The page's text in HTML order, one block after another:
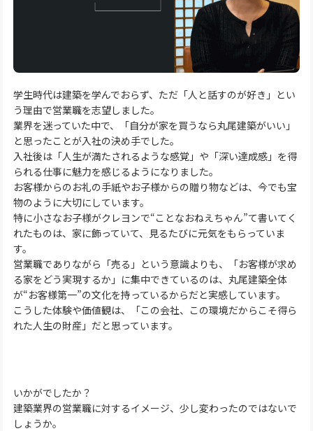
学生時代は建築を学んでおらず、ただ「人と話すのが好き」とい
う理由で営業職を志望しました。
業界を迷っていた中で、「自分が家を買うなら丸尾建築がいい」
と思ったことが入社の決め手でした。
入社後は「人生が満たされるような感覚」や「深い達成感」を得
られる仕事に魅力を感じるようになりました。
お客様からのお礼の手紙やお子様からの贈り物などは、今でも宝
物のように大切にしています。
特に小さなお子様がクレヨンで“ことなおねえちゃん”て書いてく
れたものは、家に飾っていて、見るたびに元気をもらっていま
す。
営業職でありながら「売る」という意識よりも、「お客様が求め
る家をどう実現するか」に集中できているのは、丸尾建築全体
が“お客様第一”の文化を持っているからだと実感しています。
こうした体験や価値観は、「この会社、この環境だからこそ得ら
れた人生の財産」だと思っています。
いかがでしたか？
建築業界の営業職に対するイメージ、少し変わったのではないで
しょうか。